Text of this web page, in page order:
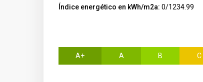
Índice energético en kWh/m2a: 0/1234.99
A+ A B C